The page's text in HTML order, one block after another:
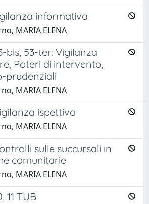
informativa
MARIA ELENA
bis, 53-ter: Vigilanza
Poteri di intervento,
prudenziali
MARIA ELENA
ispettiva
MARIA ELENA
sulle succursali in
comunitarie
MARIA ELENA
11 TUB